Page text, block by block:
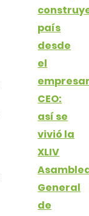
país
desde
el
CEO:
así se
vivió la
XLIV
General
de